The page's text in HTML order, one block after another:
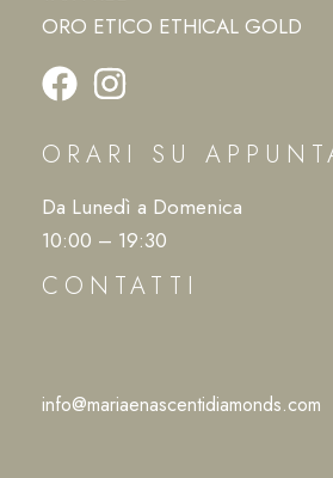
ORO ETICO ETHICAL GOLD
ORARI SU
Da Lunedì a Domenica
10:00 – 19:30
CONTATTI
info@mariaenascentidiamonds.com